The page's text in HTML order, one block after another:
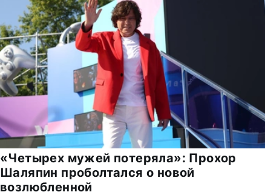
«Четырех мужей потеряла»: Прохор
Шаляпин проболтался о новой
возлюбленной